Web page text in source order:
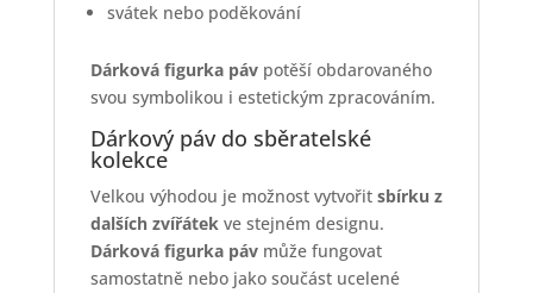
svátek nebo poděkování
Dárková figurka pávpotěší obdarovaného
svou symbolikou i estetickým zpracováním.
Dárkový páv do sběratelské
kolekce
Velkou výhodou je možnost vytvořit sbírku z
dalších zvířátekve stejném designu.
Dárková figurka pávmůže fungovat
samostatně nebo jako součást ucelené